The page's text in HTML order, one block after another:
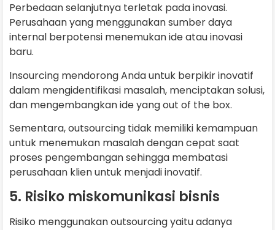
Perbedaan selanjutnya terletak pada inovasi.
Perusahaan yang menggunakan sumber daya
internal berpotensi menemukan ide atau inovasi
baru.
Insourcing mendorong Anda untuk berpikir inovatif
dalam mengidentifikasi masalah, menciptakan solusi,
dan mengembangkan ide yang out of the box.
Sementara, outsourcing tidak memiliki kemampuan
untuk menemukan masalah dengan cepat saat
proses pengembangan sehingga membatasi
perusahaan klien untuk menjadi inovatif.
5. Risiko miskomunikasi bisnis
Risiko menggunakan outsourcing yaitu adanya